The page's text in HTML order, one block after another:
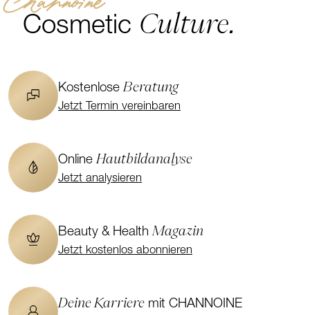
Cosmetic Culture.
KostenloseBeratung
Jetzt Termin vereinbaren
OnlineHautbildanalyse
Jetzt analysieren
Beauty & HealthMagazin
Jetzt kostenlos abonnieren
Deine Karriere mit CHANNOINE